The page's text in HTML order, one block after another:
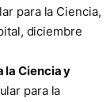
para la Ciencia,
diciembre
la Ciencia y
para la